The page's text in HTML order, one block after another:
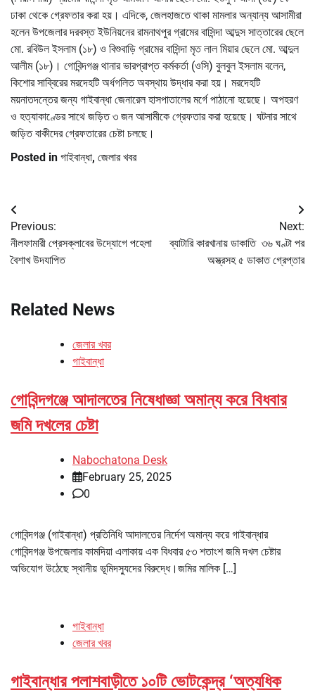
ঢাকা থেকে গ্রেফতার করা হয়। এদিকে, জেলহাজতে থাকা মামলার অন্যান্য আসামীরা
হলেন উপজেলার দরবস্ত ইউনিয়নের রামনাথপুর গ্রামের বাসিন্দা আব্দুস সাত্তারের ছেলে
মো. রবিউল ইসলাম (১৮) ও বিশুবাড়ি গ্রামের বাসিন্দা মৃত লাল মিয়ার ছেলে মো. আব্দুল
আলীম (১৮)। গোবিন্দগঞ্জ থানার ভারপ্রাপ্ত কর্মকর্তা (ওসি) বুলবুল ইসলাম বলেন,
কিশোর সাব্বিরের মরদেহটি অর্ধগলিত অবস্থায় উদ্ধার করা হয়। মরদেহটি
ময়নাতদন্তের জন্য গাইবান্ধা জেনারেল হাসপাতালের মর্গে পাঠানো হয়েছে। অপহরণ
ও হত্যাকাণ্ডের সাথে জড়িত ৩ জন আসামীকে গ্রেফতার করা হয়েছে। ঘটনার সাথে
জড়িত বাকীদের গ্রেফতারের চেষ্টা চলছে।
Posted in গাইবান্ধা, জেলার খবর
Post
navigation
Previous:
নীলফামারী প্রেসক্লাবের উদ্যোগে পহেলা
বৈশাখ উদযাপিত
Next:
ব্যাটারি কারখানায় ডাকাতি ৩৬ ঘণ্টা পর
অস্ত্রসহ ৫ ডাকাত গ্রেপ্তার
Related News
জেলার খবর
গাইবান্ধা
গোবিন্দগঞ্জে আদালতের নিষেধাজ্ঞা অমান্য করে বিধবার
জমি দখলের চেষ্টা
Nabochatona Desk
February 25, 2025
0
গোবিন্দগঞ্জ (গাইবান্ধা) প্রতিনিধি আদালতের নির্দেশ অমান্য করে গাইবান্ধার
গোবিন্দগঞ্জ উপজেলার কামদিয়া এলাকায় এক বিধবার ৫৩ শতাংশ জমি দখল চেষ্টার
অভিযোগ উঠেছে স্থানীয় ভূমিদস্যুদের বিরুদ্ধে।জমির মালিক […]
গাইবান্ধা
জেলার খবর
গাইবান্ধার পলাশবাড়ীতে ১০টি ভোটকেন্দ্র ‘অত্যধিক